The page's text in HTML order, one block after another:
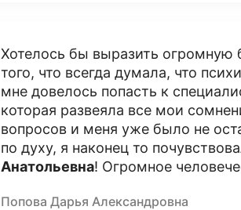
Хотелось бы выразить огромную
того, что всегда думала, что
мне довелось попасть к
которая развеяла все мои
вопросов и меня уже было не
по духу, я наконец то
Анатольевна! Огромное
Попова Дарья Александровна